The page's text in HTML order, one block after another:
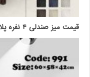
قیمت میز صندلی ۴ نفره پلاستیکی ناصر در فروش عمده تهران